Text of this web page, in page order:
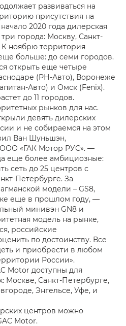
развиваться на
присутствия на
2020 года дилерская
города: Москву, Санкт-
ноябрю территория
больше: до семи городов.
открыть еще четыре
(РН-Авто), Воронеже
Авто) и Омск (Fenix).
до 11 городов.
рынков для нас.
девять дилерских
и не собираемся на этом
Ван Шуньшэн,
«ГАК Мотор РУС». —
еще более амбициозные:
сеть до 25 центров с
Петербурге. За
модели – GS8,
еще в прошлом году, —
минивэн GN8 и
модель на рынке,
российские
по достоинству. Все
и приобрести в любом
России».
Motor доступны для
Москве, Санкт-Петербурге,
Энгельсе, Уфе, и
центров можно
Motor.